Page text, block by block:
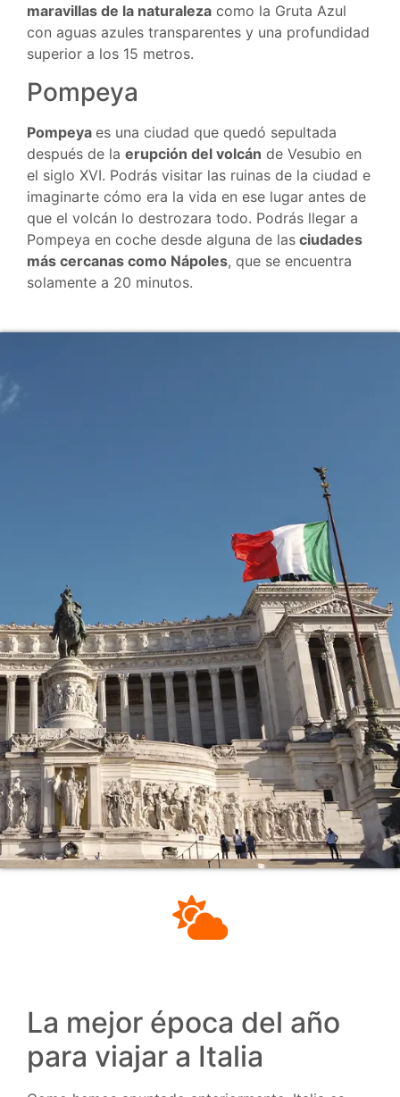
maravillas de la naturaleza como la Gruta Azul
con aguas azules transparentes y una profundidad
superior a los 15 metros.
Pompeya
Pompeya es una ciudad que quedó sepultada
después de la erupción del volcán de Vesubio en
el siglo XVI. Podrás visitar las ruinas de la ciudad e
imaginarte cómo era la vida en ese lugar antes de
que el volcán lo destrozara todo. Podrás llegar a
Pompeya en coche desde alguna de las ciudades
más cercanas como Nápoles, que se encuentra
solamente a 20 minutos.
La mejor época del año
para viajar a Italia